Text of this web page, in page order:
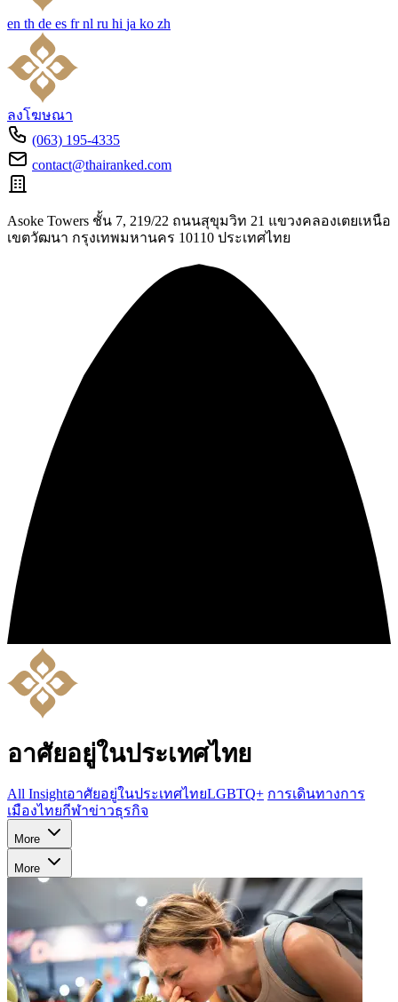
en th de es fr nl ru hi ja ko zh
ลงโฆษณา
(063) 195-4335
contact@thairanked.com
Asoke Towers ชั้น 7, 219/22 ถนนสุขุมวิท 21 แขวงคลองเตยเหนือ
เขตวัฒนา กรุงเทพมหานคร 10110 ประเทศไทย
อาศัยอยู่ในประเทศไทย
All Insightอาศัยอยู่ในประเทศไทยLGBTQ+ การเดินทางการ
เมืองไทยกีฬาข่าวธุรกิจ
More
More